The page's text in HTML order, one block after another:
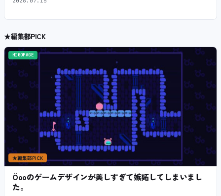
★編集部PICK
HIGOPAGE
★編集部PICK
Öooのゲームデザインが美しすぎて嫉妬してしまいまし
た。